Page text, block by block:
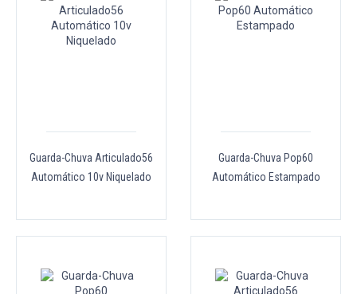
Guarda-Chuva Articulado56
Automático 10v Niquelado
Guarda-Chuva Pop60
Automático Estampado